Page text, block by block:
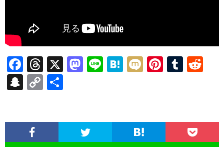
F
ac
e
o
T
hr
ea
X
M
o
Li H
a
M Pi
t
T
r
t
S
pc
C